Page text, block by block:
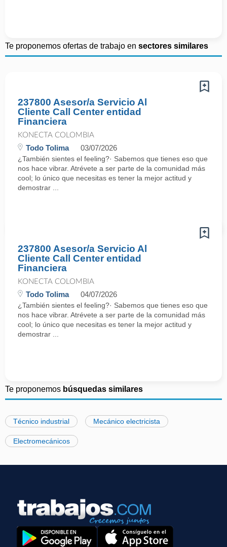
Te proponemos ofertas de trabajo en sectores similares
237800 Asesor/a Servicio Al
Cliente Call Center entidad
Financiera
KONECTA COLOMBIA
Todo Tolima 03/07/2026
¿También sientes el feeling?· Sabemos que tienes eso que
nos hace vibrar. Atrévete a ser parte de la comunidad más
cool; lo único que necesitas es tener la mejor actitud y
demostrar ...
237800 Asesor/a Servicio Al
Cliente Call Center entidad
Financiera
KONECTA COLOMBIA
Todo Tolima 04/07/2026
¿También sientes el feeling?· Sabemos que tienes eso que
nos hace vibrar. Atrévete a ser parte de la comunidad más
cool; lo único que necesitas es tener la mejor actitud y
demostrar ...
Te proponemos búsquedas similares
Técnico industrial Mecánico electricista
Electromecánicos